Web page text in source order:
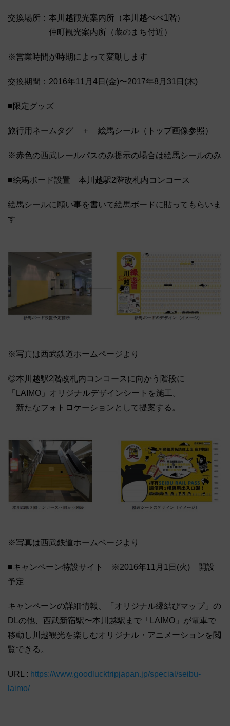
交換場所：本川越観光案内所（本川越ぺぺ1階）
仲町観光案内所（蔵のまち付近）
※営業時間が時期によって変動します
交換期間：2016年11月4日(金)〜2017年8月31日(木)
■限定グッズ
旅行用ネームタグ ＋ 絵馬シール（トップ画像参照）
※赤色の西武レールパスのみ提示の場合は絵馬シールのみ
■絵馬ボード設置 本川越駅2階改札内コンコース
絵馬シールに願い事を書いて絵馬ボードに貼ってもらいま
す
※写真は西武鉄道ホームページより
◎本川越駅2階改札内コンコースに向かう階段に
「LAIMO」オリジナルデザインシートを施工。
新たなフォトロケーションとして提案する。
※写真は西武鉄道ホームページより
■キャンペーン特設サイト ※2016年11月1日(火) 開設
予定
キャンペーンの詳細情報、「オリジナル縁結びマップ」の
DLの他、西武新宿駅〜本川越駅まで「LAIMO」が電車で
移動し川越観光を楽しむオリジナル・アニメーションを閲
覧できる。
URL : https://www.goodlucktripjapan.jp/special/seibu-
laimo/